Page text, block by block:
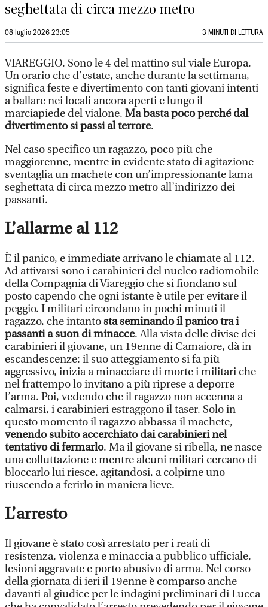
seghettata di circa mezzo metro
08 luglio 2026 23:05 3 MINUTI DI LETTURA
VIAREGGIO. Sono le 4 del mattino sul viale Europa.
Un orario che d’estate, anche durante la settimana,
significa feste e divertimento con tanti giovani intenti
a ballare nei locali ancora aperti e lungo il
marciapiede del vialone. Ma basta poco perché dal
divertimento si passi al terrore.
Nel caso specifico un ragazzo, poco più che
maggiorenne, mentre in evidente stato di agitazione
sventaglia un machete con un’impressionante lama
seghettata di circa mezzo metro all’indirizzo dei
passanti.
L’allarme al 112
È il panico, e immediate arrivano le chiamate al 112.
Ad attivarsi sono i carabinieri del nucleo radiomobile
della Compagnia di Viareggio che si fiondano sul
posto capendo che ogni istante è utile per evitare il
peggio. I militari circondano in pochi minuti il
ragazzo, che intantosta seminando il panico tra i
passanti a suon di minacce. Alla vista delle divise dei
carabinieri il giovane, un 19enne di Camaiore, dà in
escandescenze: il suo atteggiamento si fa più
aggressivo, inizia a minacciare di morte i militari che
nel frattempo lo invitano a più riprese a deporre
l’arma. Poi, vedendo che il ragazzo non accenna a
calmarsi, i carabinieri estraggono il taser. Solo in
questo momento il ragazzo abbassa il machete,
venendo subito accerchiato dai carabinieri nel
tentativo di fermarlo. Ma il giovane si ribella, ne nasce
una colluttazione e mentre alcuni militari cercano di
bloccarlo lui riesce, agitandosi, a colpirne uno
riuscendo a ferirlo in maniera lieve.
L’arresto
Il giovane è stato così arrestato per i reati di
resistenza, violenza e minaccia a pubblico ufficiale,
lesioni aggravate e porto abusivo di arma. Nel corso
della giornata di ieri il 19enne è comparso anche
davanti al giudice per le indagini preliminari di Lucca